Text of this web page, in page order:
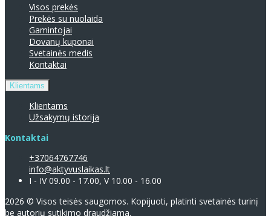
Visos prekės
Prekės su nuolaida
Gamintojai
Dovanų kuponai
Svetainės medis
Kontaktai
Klientams
Klientams
Užsakymų istorija
Kontaktai
+37064767746
info@aktyvuslaikas.lt
I - IV 09.00 - 17.00, V 10.00 - 16.00
2026 © Visos teisės saugomos. Kopijuoti, platinti svetainės turinį
be autorių sutikimo draudžiama.